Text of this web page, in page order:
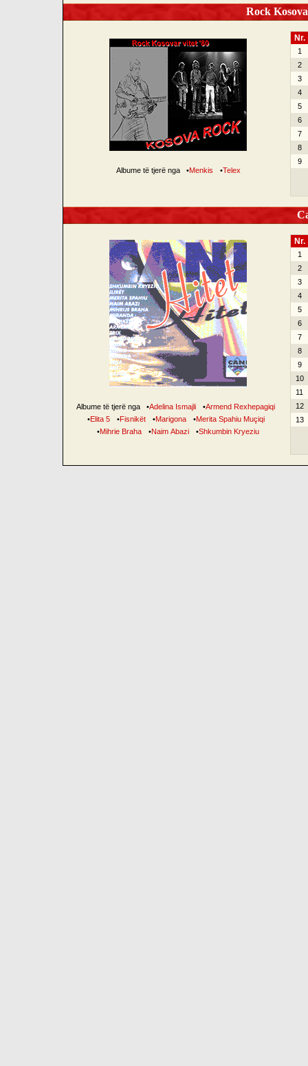
Rock
Albume të tjerë nga •Menkis •Telex
Nr.
1
2
3
4
5
6
7
8
9
Albume të tjerë nga •Adelina Ismajli •Armend Rexhepagiqi
•Elita 5 •Fisnikët •Marigona •Merita Spahiu Muçiqi
•Mihrie Braha •Naim Abazi •Shkumbin Kryeziu
Nr.
1
2
3
4
5
6
7
8
9
10
11
12
13